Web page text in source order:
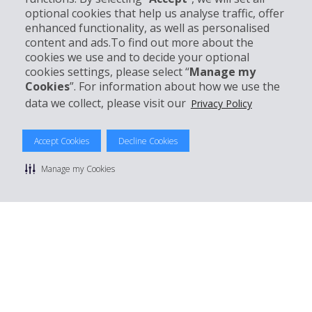
optional cookies that help us analyse traffic, offer
enhanced functionality, as well as personalised
content and ads.To find out more about the
cookies we use and to decide your optional
cookies settings, please select “Manage my
Cookies”. For information about how we use the
data we collect, please visit our Privacy Policy
Accept Cookies Decline Cookies
Manage my Cookies
Customer Service
Prenota con Hertz
Privacy Policy
Condizioni di Utilizzo
noleggio | Mappa sito Hertz